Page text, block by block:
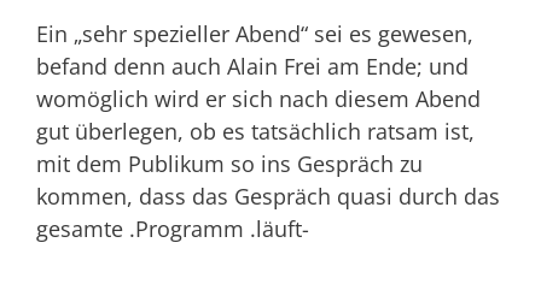
Ein „sehr spezieller Abend“ sei es gewesen,
befand denn auch Alain Frei am Ende; und
womög­lich wird er sich nach diesem Abend
gut überlegen, ob es tatsächlich ratsam ist,
mit dem Pu­blikum so ins Gespräch zu
kommen, dass das Gespräch quasi durch das
gesamte .Programm .läuft-